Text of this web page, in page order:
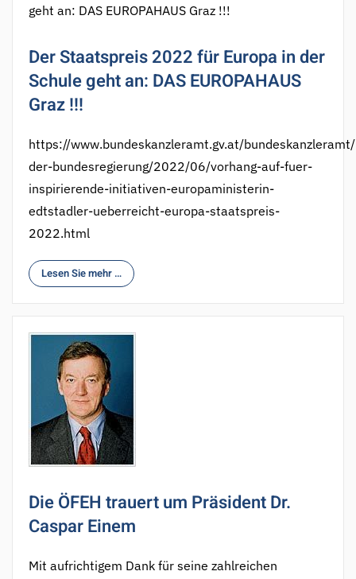
Der Staatspreis 2022 für Europa in der
Schule geht an: DAS EUROPAHAUS
Graz !!!
https://www.bundeskanzleramt.gv.at/
der-bundesregierung/2022/06/vorhang-auf-fuer-
inspirierende-initiativen-europaministerin-
edtstadler-ueberreicht-europa-staatspreis-
2022.html
Lesen Sie mehr …
Die ÖFEH trauert um Präsident Dr.
Caspar Einem
Mit aufrichtigem Dank für seine zahlreichen